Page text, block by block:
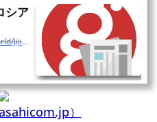
シア
https://news.goo.ne.jp/article/jiji/world/jiji-220616X163.html
）